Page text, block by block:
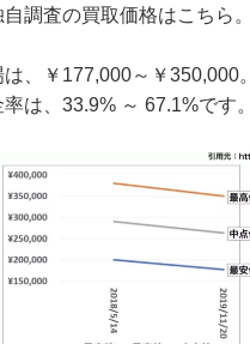
調査の買取価格はこちら。
、￥177,000～￥350,000。
は、33.9% ～ 67.1%です。